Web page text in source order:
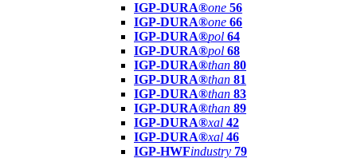
IGP-DURA®one 56
IGP-DURA®one 66
IGP-DURA®pol 64
IGP-DURA®pol 68
IGP-DURA®than 80
IGP-DURA®than 81
IGP-DURA®than 83
IGP-DURA®than 89
IGP-DURA®xal 42
IGP-DURA®xal 46
IGP-HWFindustry 79